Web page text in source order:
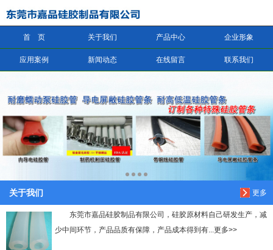
首 页 关于我们 产品中心 企业形象
应用案例 新闻动态 在线留言 联系我们
更多
关于我们
东莞市嘉品硅胶制品有限公司，硅胶原材料自己研发生产，减
少中间环节，产品品质有保障，产品成本得到有...更多>>
信息搜索
搜索